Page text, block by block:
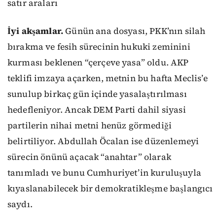
satır araları
İyi akşamlar.Günün ana dosyası, PKK’nın silah
bırakma ve fesih sürecinin hukuki zeminini
kurması beklenen “çerçeve yasa” oldu. AKP
teklifi imzaya açarken, metnin bu hafta Meclis’e
sunulup birkaç gün içinde yasalaştırılması
hedefleniyor. Ancak DEM Parti dahil siyasi
partilerin nihai metni henüz görmediği
belirtiliyor. Abdullah Öcalan ise düzenlemeyi
sürecin önünü açacak “anahtar” olarak
tanımladı ve bunu Cumhuriyet’in kuruluşuyla
kıyaslanabilecek bir demokratikleşme başlangıcı
saydı.